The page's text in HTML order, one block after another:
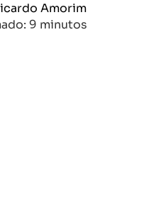
Amorim
9 minutos